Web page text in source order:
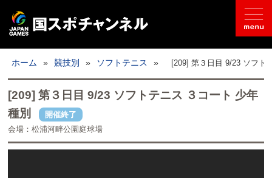
ライブ配信
日程
取材記事
ホーム » 競技別 » ソフトテニス » [209] 第３日目 9/23 ソフト
[209] 第３日目 9/23 ソフトテニス ３コート 少年
種別
開催終了
会場：松浦河畔公園庭球場